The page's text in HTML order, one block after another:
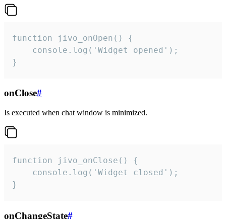
function jivo_onOpen() {
    console.log('Widget opened');
}
onClose#
Is executed when chat window is minimized.
function jivo_onClose() {
    console.log('Widget closed');
}
onChangeState#